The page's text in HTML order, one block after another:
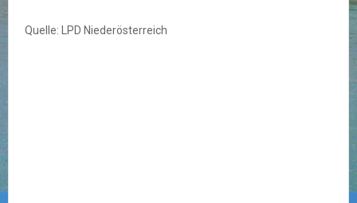
Quelle: LPD Niederösterreich